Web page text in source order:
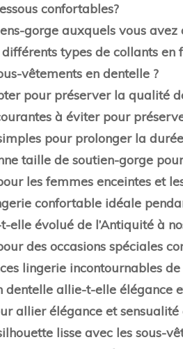
confortables?
gorge auxquels vous
types de collants en
vêtements en dentelle ?
pour préserver la qualité
à éviter pour
pour prolonger la
taille de soutien-gorge
les femmes enceintes et
confortable idéale
évolué de l’Antiquité à
des occasions spéciales
lingerie incontournables de
allie-t-elle élégance
allier élégance et
lisse avec les sous-